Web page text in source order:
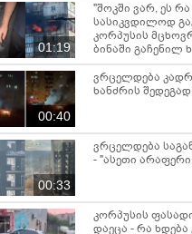
01:19
"შოკში ვარ, ეს
სასიკვდილოდ
კორპუსის
ბინაში გაჩენილ
00:40
ვრცელდება
ხანძრის
00:33
ვრცელდება
- "ასეთი არაფერი
კორპუსის